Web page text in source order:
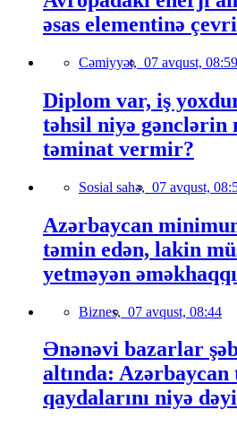
əsas elementinə
Cəmiyyət, 07 avqust, 08:59
Diplom var, iş
təhsil niyə gənclərin
təminat vermir?
Sosial sahə, 07 avqust,
Azərbaycan
təmin edən, lakin
yetməyən əməkhaqqı
Biznes, 07 avqust, 08:44
Ənənəvi bazarlar
altında:
qaydalarını niyə